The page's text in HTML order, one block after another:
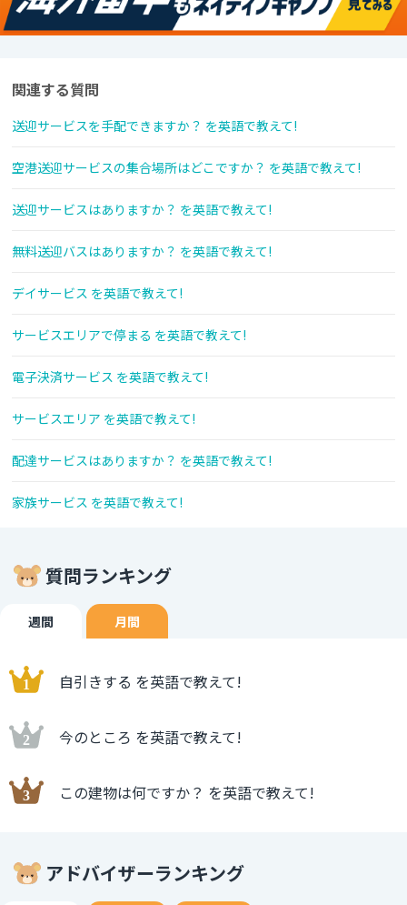
関連する質問
送迎サービスを手配できますか？ を英語で教えて!
空港送迎サービスの集合場所はどこですか？ を英語で教えて!
送迎サービスはありますか？ を英語で教えて!
無料送迎バスはありますか？ を英語で教えて!
デイサービス を英語で教えて!
サービスエリアで停まる を英語で教えて!
電子決済サービス を英語で教えて!
サービスエリア を英語で教えて!
配達サービスはありますか？ を英語で教えて!
家族サービス を英語で教えて!
質問ランキング
週間 月間
自引きする を英語で教えて!
今のところ を英語で教えて!
この建物は何ですか？ を英語で教えて!
アドバイザーランキング